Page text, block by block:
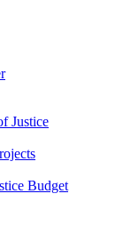
Justice
Budget